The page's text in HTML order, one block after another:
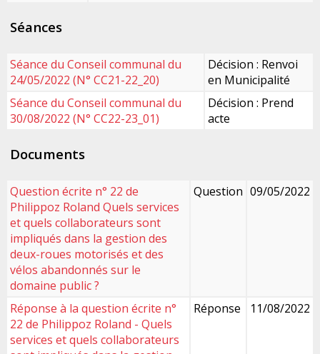
Séances
Séance du Conseil communal du
24/05/2022 (N° CC21-22_20)
Décision : Renvoi
en Municipalité
Séance du Conseil communal du
30/08/2022 (N° CC22-23_01)
Décision : Prend
acte
Documents
Question écrite n° 22 de
Philippoz Roland Quels services
et quels collaborateurs sont
impliqués dans la gestion des
deux-roues motorisés et des
vélos abandonnés sur le
domaine public ?
Question 09/05/2022
Réponse à la question écrite n°
22 de Philippoz Roland - Quels
services et quels collaborateurs
Réponse 11/08/2022